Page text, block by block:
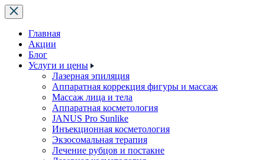
Главная
Акции
Блог
Услуги и цены
Лазерная эпиляция
Аппаратная коррекция фигуры и массаж
Массаж лица и тела
Аппаратная косметология
JANUS Pro Sunlike
Инъекционная косметология
Экзосомальная терапия
Лечение рубцов и постакне